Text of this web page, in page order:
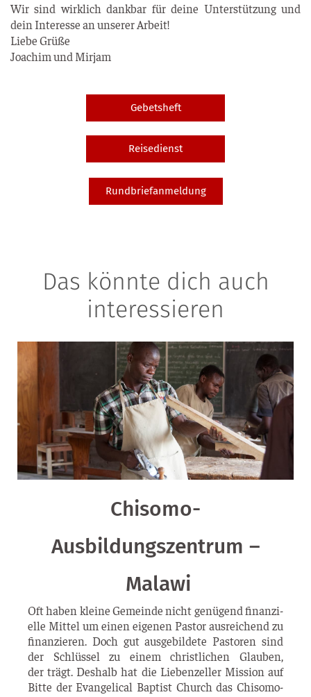
Wir sind wirk­lich dank­bar für dei­ne Unter­stüt­zung und
dein Inter­es­se an unse­rer Arbeit!
Lie­be Grü­ße
Joa­chim und Mirjam
Gebetsheft
Reisedienst
Rundbriefanmeldung
Das könnte dich auch
interessieren
Chisomo-
Ausbildungszentrum –
Malawi
Oft haben klei­ne Gemein­de nicht genü­gend finan­zi­
el­le Mit­tel um einen eige­nen Pas­tor aus­rei­chend zu
finan­zie­ren. Doch gut aus­ge­bil­de­te Pas­to­ren sind
der Schlüs­sel zu einem christ­li­chen Glau­ben,
der trägt. Des­halb hat die Lie­ben­zel­ler Mis­si­on auf
Bit­te der Evan­ge­li­cal Bap­tist Church das Chiso­­mo-